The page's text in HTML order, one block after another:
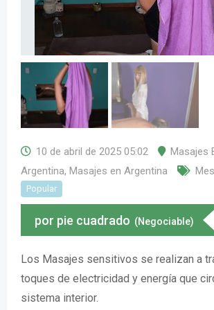
10 de abril de 2025 05:02
Masajes
Argentina, Masajes en Argentina
Popular
por pie cuadrado (Negociable)
Los Masajes sensitivos se realizan a
toques de electricidad y energía que
sistema interior.